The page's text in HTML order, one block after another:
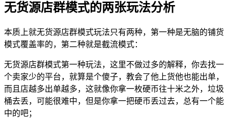
无货源店群模式的两张玩法分析
本质上就无货源店群模式玩法只有两种，第一种是无脑的铺货
模式覆盖率的，第二种就是截流模式：
无货源店群模式第一种玩法，这里不做过多的解释，你去找一
个卖家少的平台，就算是个傻子，教会了他上货他也能出单，
而且店越多出单越多，这就像你拿一枚硬币往十米之外，垃圾
桶去丢，可能很难中，但是你拿一把硬币丢过去，总有一个能
中的吧；